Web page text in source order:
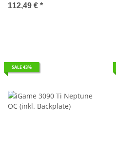
112,49 € *
SALE 43%